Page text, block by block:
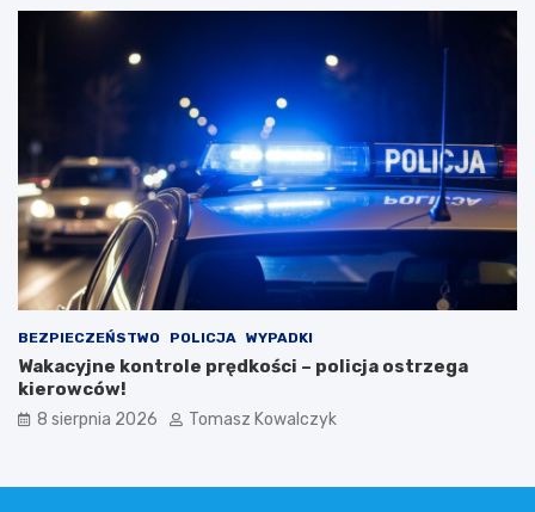
BEZPIECZEŃSTWO POLICJA WYPADKI
Wakacyjne kontrole prędkości – policja ostrzega
kierowców!
8 sierpnia 2026 Tomasz Kowalczyk